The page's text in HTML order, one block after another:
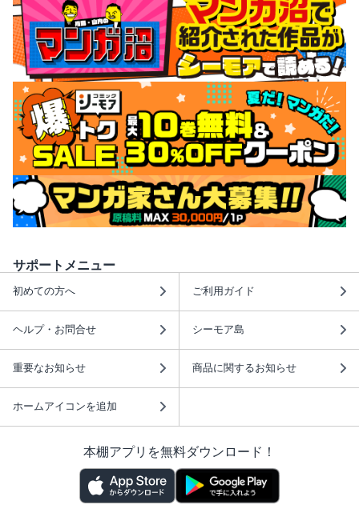
サポートメニュー
初めての方へ ご利用ガイド
ヘルプ・お問合せ シーモア島
重要なお知らせ 商品に関するお知らせ
ホームアイコンを追加
本棚アプリを無料ダウンロード！